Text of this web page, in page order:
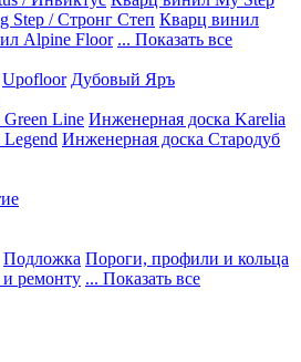
Step / Стронг Степ Кварц винил
Alpine Floor ... Показать все
Upofloor Дубовый Яръ
Line Инженерная доска Karelia
Инженерная доска Стародуб
Подложка Пороги, профили и кольца
и ремонту ... Показать все